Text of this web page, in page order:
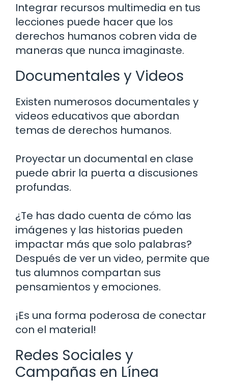
Integrar recursos multimedia en tus
lecciones puede hacer que los
derechos humanos cobren vida de
maneras que nunca imaginaste.
Documentales y Videos
Existen numerosos documentales y
videos educativos que abordan
temas de derechos humanos.
Proyectar un documental en clase
puede abrir la puerta a discusiones
profundas.
¿Te has dado cuenta de cómo las
imágenes y las historias pueden
impactar más que solo palabras?
Después de ver un video, permite que
tus alumnos compartan sus
pensamientos y emociones.
¡Es una forma poderosa de conectar
con el material!
Redes Sociales y
Campañas en Línea